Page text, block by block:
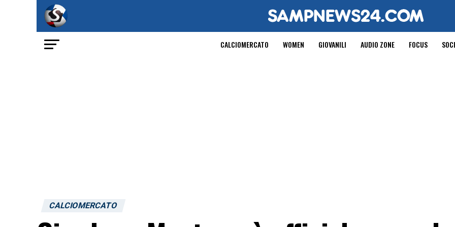
CALCIOMERCATO WOMEN GIOVANILI AUDIO ZONE FOCUS
CALCIOMERCATO